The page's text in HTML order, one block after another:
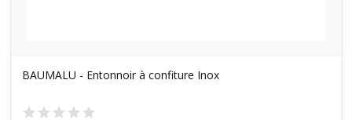
BAUMALU - Entonnoir à confiture Inox